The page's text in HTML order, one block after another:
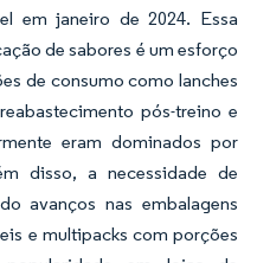
em janeiro de 2024. Essa
de sabores é um esforço
de consumo como lanches
pós-treino e
eram dominados por
disso, a necessidade de
avanços nas embalagens
e multipacks com porções